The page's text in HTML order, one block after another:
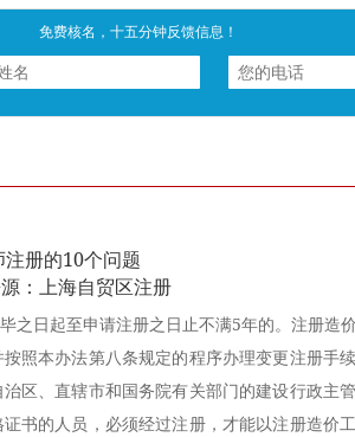
免费核名，十五分钟反馈信息！
册的10个问题
：上海自贸区注册
之日起至申请注册之日止不满5年的。注册造
照本办法第八条规定的程序办理变更注册手
区、直辖市和国务院有关部门的建设行政主
书的人员，必须经过注册，才能以注册造价